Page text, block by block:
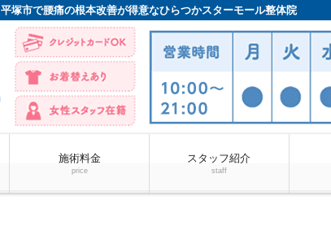
平塚市で腰痛の根本改善が得意なひらつかスターモール整体院
施術料金
price
スタッフ紹介
staff